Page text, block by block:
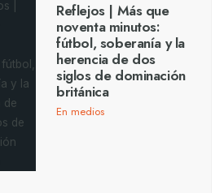
Reflejos | Más que
noventa minutos:
fútbol, soberanía y la
herencia de dos
siglos de dominación
británica
En medios